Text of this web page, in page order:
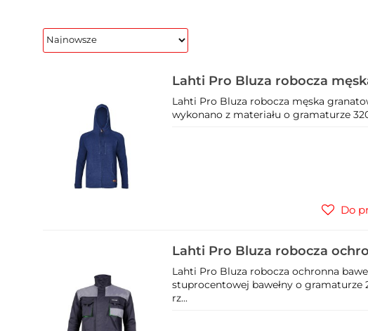
Lahti Pro Bluza robocza
Lahti Pro Bluza robocza męska
wykonano z materiału o gramaturze
Do
Lahti Pro Bluza robocza
L40407
Lahti Pro Bluza robocza ochronna
stuprocentowej bawełny o gramaturze
rz...